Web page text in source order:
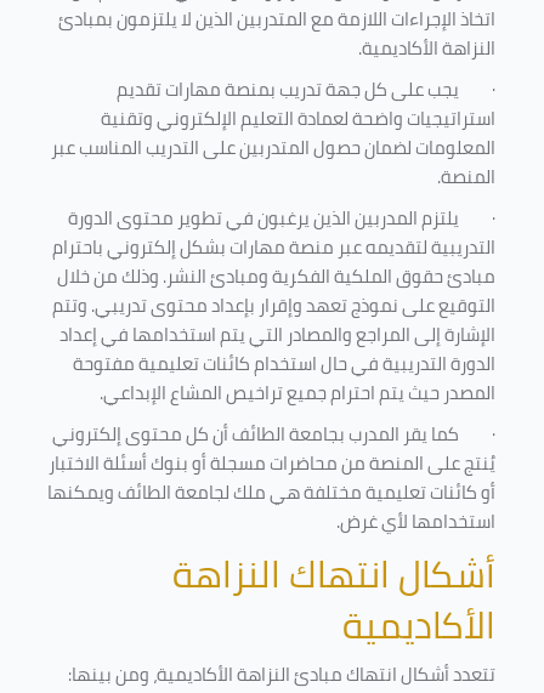
اتخاذ الإجراءات اللازمة مع المتدربين الذين لا يلتزمون بمبادئ
النزاهة الأكاديمية.
· يجب على كل جهة تدريب بمنصة مهارات تقديم
استراتيجيات واضحة لعمادة التعليم الإلكتروني وتقنية
المعلومات لضمان حصول المتدربين على التدريب المناسب عبر
المنصة.
· يلتزم المدربين الذين يرغبون في تطوير محتوى الدورة
التدريبية لتقديمه عبر منصة مهارات بشكل إلكتروني باحترام
مبادئ حقوق الملكية الفكرية ومبادئ النشر. وذلك من خلال
التوقيع على نموذج تعهد وإقرار بإعداد محتوى تدريبي. وتتم
الإشارة إلى المراجع والمصادر التي يتم استخدامها في إعداد
الدورة التدريبية في حال استخدام كائنات تعليمية مفتوحة
المصدر حيث يتم احترام جميع تراخيص المشاع الإبداعي.
· كما يقر المدرب بجامعة الطائف أن كل محتوى إلكتروني
يُنتج على المنصة من محاضرات مسجلة أو بنوك أسئلة الاختبار
أو كائنات تعليمية مختلفة هي ملك لجامعة الطائف ويمكنها
استخدامها لأي غرض.
أشكال انتهاك النزاهة
الأكاديمية
تتعدد أشكال انتهاك مبادئ النزاهة الأكاديمية، ومن بينها: